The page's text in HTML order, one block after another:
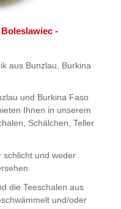
-
aus Bunzlau, Burkina
und Burkina Faso
Ihnen in unserem
Schälchen, Teller
schlicht und weder
die Teeschalen aus
und/oder